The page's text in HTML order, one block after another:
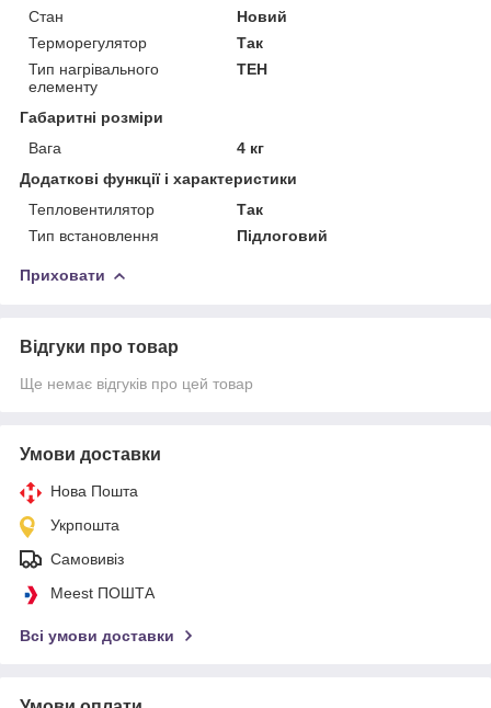
Стан
Новий
Терморегулятор
Так
Тип нагрівального
елементу
ТЕН
Габаритні розміри
Вага
4 кг
Додаткові функції і характеристики
Тепловентилятор
Так
Тип встановлення
Підлоговий
Приховати
Відгуки про товар
Ще немає відгуків про цей товар
Умови доставки
Нова Пошта
Укрпошта
Самовивіз
Meest ПОШТА
Всі умови доставки